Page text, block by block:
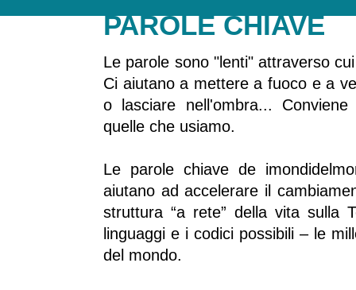
PAROLE CHIAVE
Le parole sono "lenti" attraverso
Ci aiutanoa mettere a fuoco e a
o lasciare nell'ombra...
quelle che usiamo.
Le parole chiave de
aiutano ad accelerare il
struttura “a rete” della vita sulla
linguaggi e i codici possibili – le
del mondo.